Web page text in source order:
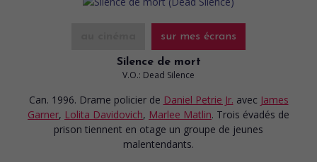
sur mes écrans
Silence de mort
V.O.: Dead Silence
Can. 1996. Drame policier de Daniel Petrie Jr. avec James
Garner, Lolita Davidovich, Marlee Matlin. Trois évadés de
prison tiennent en otage un groupe de jeunes
malentendants.